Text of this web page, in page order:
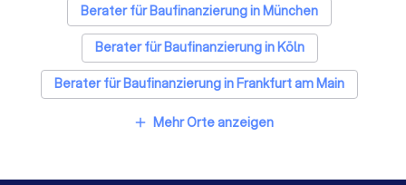
Berater für Baufinanzierung in München
Berater für Baufinanzierung in Köln
Berater für Baufinanzierung in Frankfurt am Main
Berater für Baufinanzierung in Stuttgart
add Mehr Orte anzeigen